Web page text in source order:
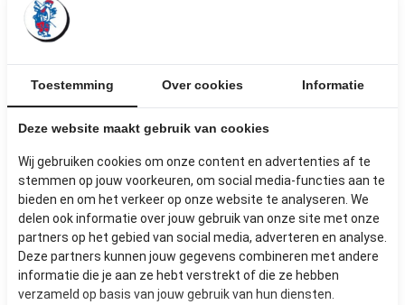
Afmetingen: >1m²
€ 25,-
inclusief BTW
Toestemming Over cookies Informatie
Deze website maakt gebruik van cookies
Wij gebruiken cookies om onze content en advertenties af te
stemmen op jouw voorkeuren, om social media-functies aan te
bieden en om het verkeer op onze website te analyseren. We
delen ook informatie over jouw gebruik van onze site met onze
partners op het gebied van social media, adverteren en analyse.
Deze partners kunnen jouw gegevens combineren met andere
informatie die je aan ze hebt verstrekt of die ze hebben
verzameld op basis van jouw gebruik van hun diensten.